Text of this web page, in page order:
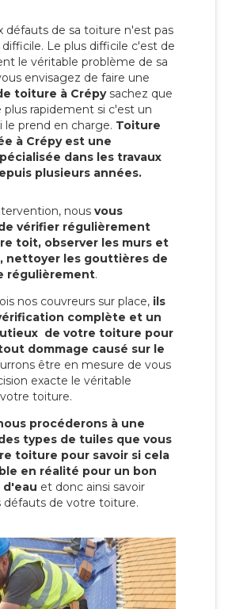
défauts de sa toiture n'est pas
Le plus difficile c'est de
le véritable problème de sa
envisagez de faire une
toiture à Crépysachez que
plus rapidement si c'est un
le prend en charge. Toiture
à Crépy est une
dans les travaux
plusieurs années.
nous vous
vérifier régulièrement
toit, observer les murs et
nettoyer les gouttières de
régulièrement.
nos couvreurs sur place, ils
complète et un
de votre toiture pour
dommage causé sur le
être en mesure de vous
exacte le véritable
toiture.
procéderons à une
types de tuiles que vous
toiture pour savoir si cela
en réalité pour un bon
et donc ainsi savoir
défauts de votre toiture.